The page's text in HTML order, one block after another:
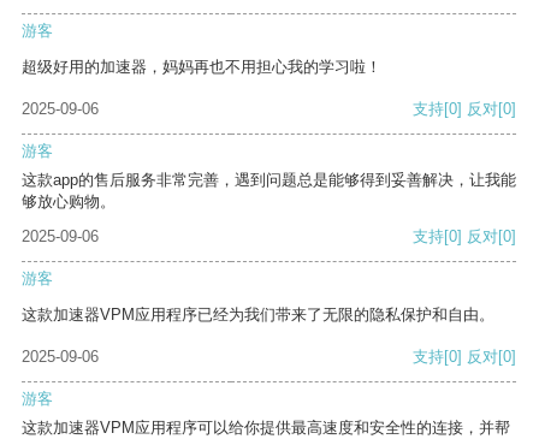
游客
超级好用的加速器，妈妈再也不用担心我的学习啦！
2025-09-06 支持[0] 反对[0]
游客
这款app的售后服务非常完善，遇到问题总是能够得到妥善解决，让我能
够放心购物。
2025-09-06
支持[0] 反对[0]
游客
这款加速器VPM应用程序已经为我们带来了无限的隐私保护和自由。
2025-09-06 支持[0] 反对[0]
游客
这款加速器VPM应用程序可以给你提供最高速度和安全性的连接，并帮